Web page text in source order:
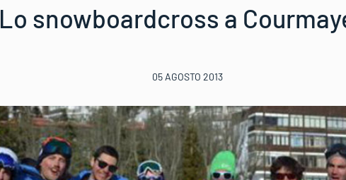
Lo snowboardcross a
05 AGOSTO 2013